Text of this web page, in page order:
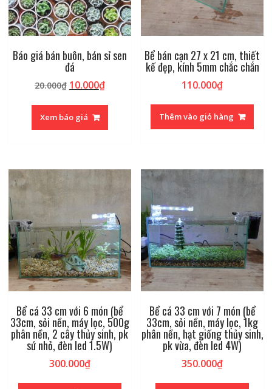
Báo giá bán buôn, bán sỉ sen
đá
20.000₫ Giá
20.000₫.
10.000₫Giá
Xem báo giá
Bể bán cạn 27 x 21 cm, thiết
kế đẹp, kính 5mm chắc chắn
110.000₫
Thêm vào giỏ hàng
Bể cá 33 cm với 6 món (bể
33cm, sỏi nền, máy lọc, 500g
phân nền, 2 cây thủy sinh, pk
sứ nhỏ, đèn led 1.5W)
300.000₫
Bể cá 33 cm với 7 món (bể
33cm, sỏi nền, máy lọc, 1kg
phân nền, hạt giống thủy sinh,
pk vừa, đèn led 4W)
350.000₫